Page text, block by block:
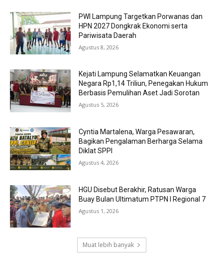
PWI Lampung Targetkan Porwanas dan
HPN 2027 Dongkrak Ekonomi serta
Pariwisata Daerah
Agustus 8, 2026
Kejati Lampung Selamatkan Keuangan
Negara Rp1,14 Triliun, Penegakan Hukum
Berbasis Pemulihan Aset Jadi Sorotan
Agustus 5, 2026
Cyntia Martalena, Warga Pesawaran,
Bagikan Pengalaman Berharga Selama
Diklat SPPI
Agustus 4, 2026
HGU Disebut Berakhir, Ratusan Warga
Buay Bulan Ultimatum PTPN I Regional 7
Agustus 1, 2026
Muat lebih banyak